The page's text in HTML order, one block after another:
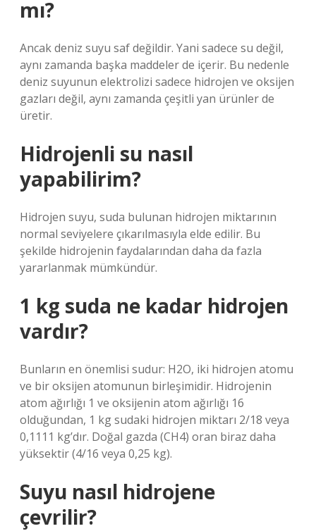
mı?
Ancak deniz suyu saf değildir. Yani sadece su değil,
aynı zamanda başka maddeler de içerir. Bu nedenle
deniz suyunun elektrolizi sadece hidrojen ve oksijen
gazları değil, aynı zamanda çeşitli yan ürünler de
üretir.
Hidrojenli su nasıl
yapabilirim?
Hidrojen suyu, suda bulunan hidrojen miktarının
normal seviyelere çıkarılmasıyla elde edilir. Bu
şekilde hidrojenin faydalarından daha da fazla
yararlanmak mümkündür.
1 kg suda ne kadar hidrojen
vardır?
Bunların en önemlisi sudur: H2O, iki hidrojen atomu
ve bir oksijen atomunun birleşimidir. Hidrojenin
atom ağırlığı 1 ve oksijenin atom ağırlığı 16
olduğundan, 1 kg sudaki hidrojen miktarı 2/18 veya
0,1111 kg’dır. Doğal gazda (CH4) oran biraz daha
yüksektir (4/16 veya 0,25 kg).
Suyu nasıl hidrojene
çevrilir?